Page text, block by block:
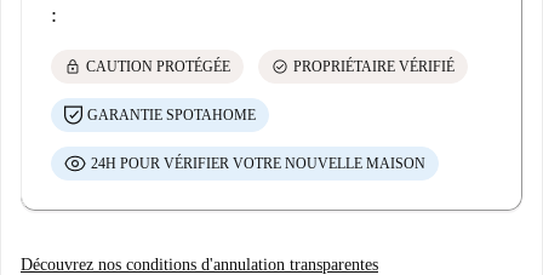
:
lock CAUTION PROTÉGÉE check_circle PROPRIÉTAIRE VÉRIFIÉ
GARANTIE SPOTAHOME
24H POUR VÉRIFIER VOTRE NOUVELLE MAISON
Découvrez nos conditions d'annulation transparentes